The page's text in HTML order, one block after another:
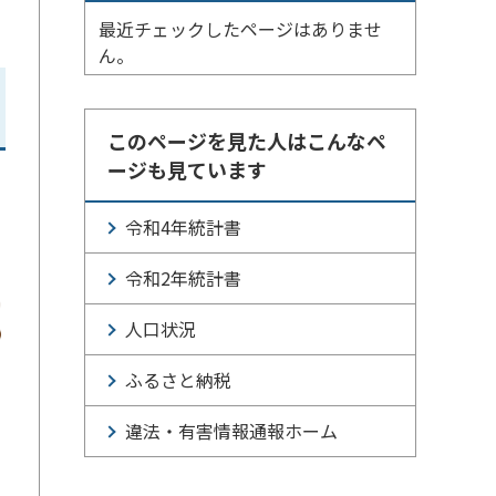
最近チェックしたページはありませ
ん。
このページを見た人はこんなペ
ージも見ています
令和4年統計書
令和2年統計書
人口状況
ふるさと納税
違法・有害情報通報ホーム